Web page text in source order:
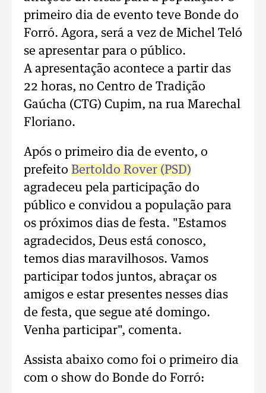
primeiro dia de evento teve Bonde do
Forró. Agora, será a vez de Michel Teló
se apresentar para o público.
A apresentação acontece a partir das
22 horas, no Centro de Tradição
Gaúcha (CTG) Cupim, na rua Marechal
Floriano.
Após o primeiro dia de evento, o
prefeito Bertoldo Rover (PSD)
agradeceu pela participação do
público e convidou a população para
os próximos dias de festa. "Estamos
agradecidos, Deus está conosco,
temos dias maravilhosos. Vamos
participar todos juntos, abraçar os
amigos e estar presentes nesses dias
de festa, que segue até domingo.
Venha participar", comenta.
Assista abaixo como foi o primeiro dia
com o show do Bonde do Forró: